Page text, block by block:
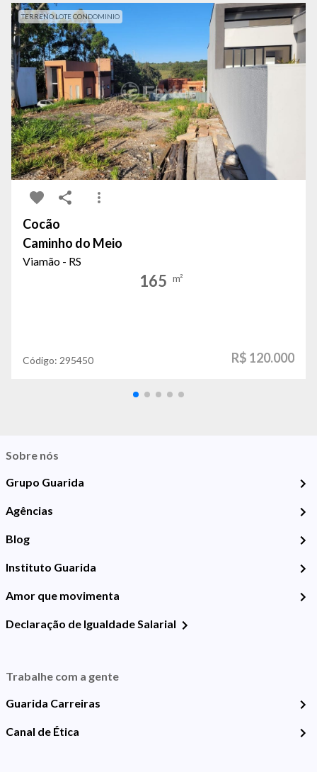
TERRENO LOTE CONDOMINIO
Cocão
Caminho do Meio
Viamão - RS
165 m²
Código: 295450 R$ 120.000
Sobre nós
Grupo Guarida
Agências
Blog
Instituto Guarida
Amor que movimenta
Declaração de Igualdade Salarial
Trabalhe com a gente
Guarida Carreiras
Canal de Ética